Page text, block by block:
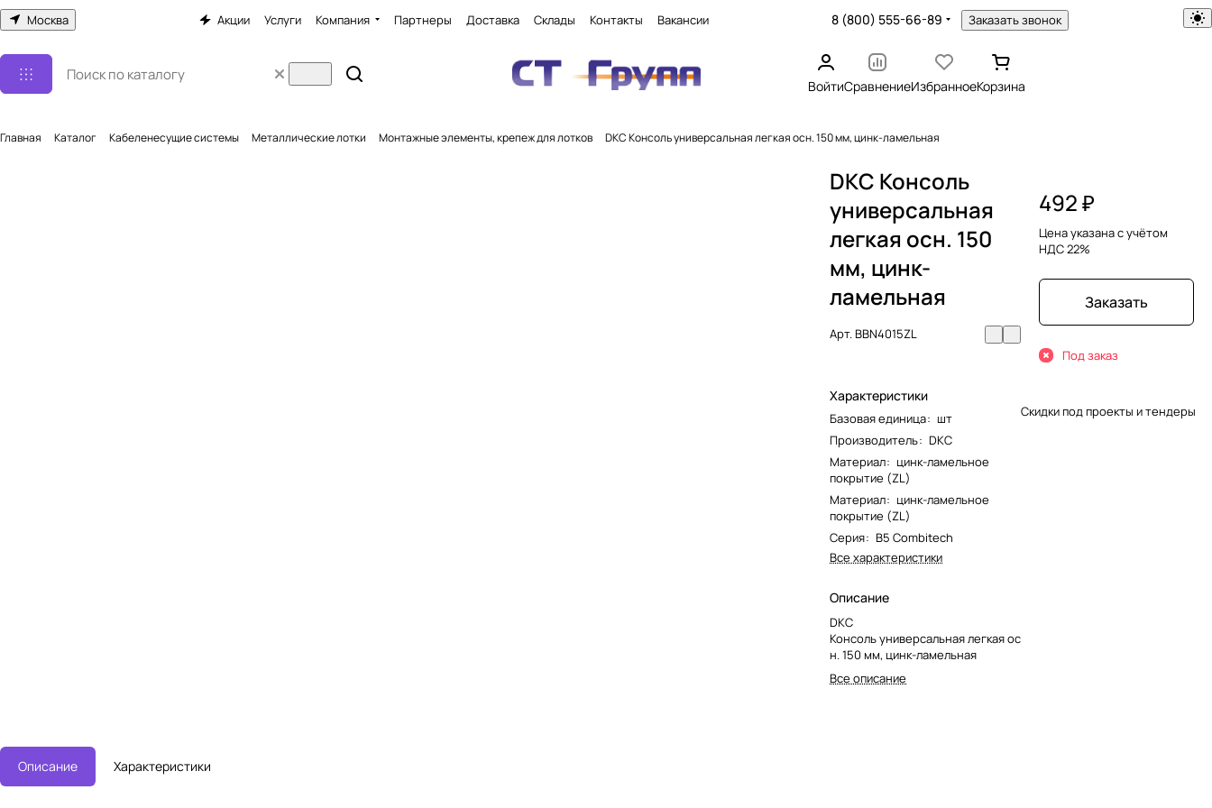
Москва Акции Услуги Компания Партнеры Доставка Склады Контакты Вакансии 8 (800) 555-66-89 Заказать звонок
ВойтиСравнениеИзбранноеКорзина
Главная Каталог Кабеленесущие системы Металлические лотки Монтажные элементы, крепеж для лотков DKC Консоль универсальная легкая осн. 150 мм, цинк-ламельная
DKC Консоль
универсальная
легкая осн. 150
мм, цинк-
ламельная
Арт.BBN4015ZL
Характеристики
Базовая единица: шт
Производитель: DKC
Материал: цинк-ламельное
покрытие (ZL)
Материал: цинк-ламельное
покрытие (ZL)
Серия: B5 Combitech
Все характеристики
Описание
DKC
Консоль универсальная легкая ос
н. 150 мм, цинк-ламельная
Все описание
492 ₽
Цена указана с учётом
НДС 22%
Заказать
Под заказ
Скидки под проекты и тендеры
Описание Характеристики